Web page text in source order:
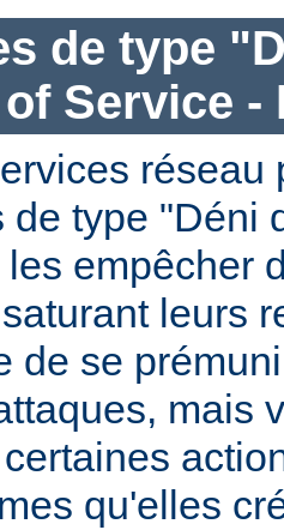
de type
Service -
réseau
de type "Déni
empêcher
leurs
de se
mais
qu'elles